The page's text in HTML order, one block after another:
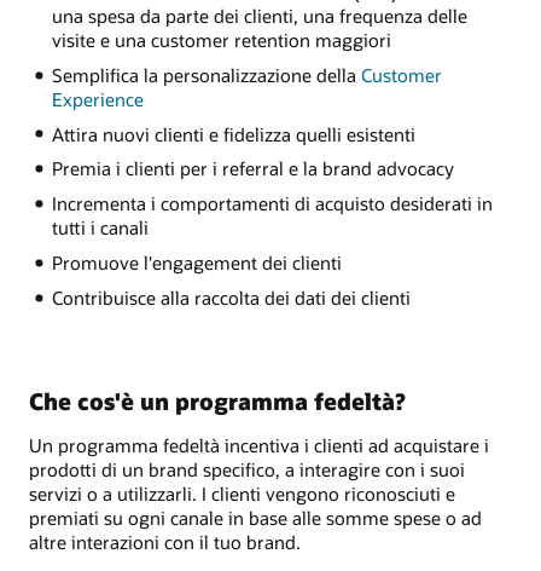
una spesa da parte dei clienti, una frequenza delle
visite e una customer retention maggiori
Semplifica la personalizzazione della Customer
Experience
Attira nuovi clienti e fidelizza quelli esistenti
Premia i clienti per i referral e la brand advocacy
Incrementa i comportamenti di acquisto desiderati in
tutti i canali
Promuove l'engagement dei clienti
Contribuisce alla raccolta dei dati dei clienti
Che cos'è un programma fedeltà?
Un programma fedeltà incentiva i clienti ad acquistare i
prodotti di un brand specifico, a interagire con i suoi
servizi o a utilizzarli. I clienti vengono riconosciuti e
premiati su ogni canale in base alle somme spese o ad
altre interazioni con il tuo brand.